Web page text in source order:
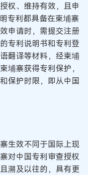
权、维持有效，且申
专利都具备在柬埔寨
申请时，需提交注册
专利说明书和专利登
翻译等材料，经柬埔
埔寨获得专利保护，
保护时限，即从中国
生效不同于国际上现
对中国专利审查授权
溯及以往的，具有更